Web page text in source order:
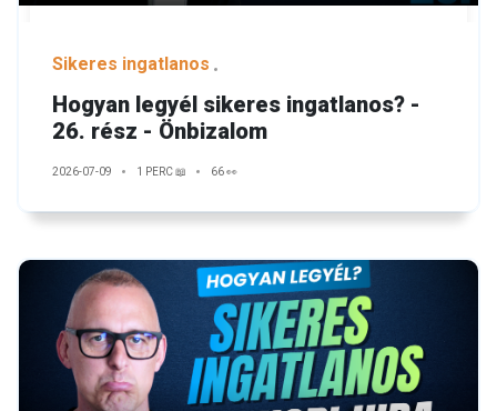
Sikeres ingatlanos
Hogyan legyél sikeres ingatlanos? -
26. rész - Önbizalom
2026-07-09 1 PERC 📖 66 👀